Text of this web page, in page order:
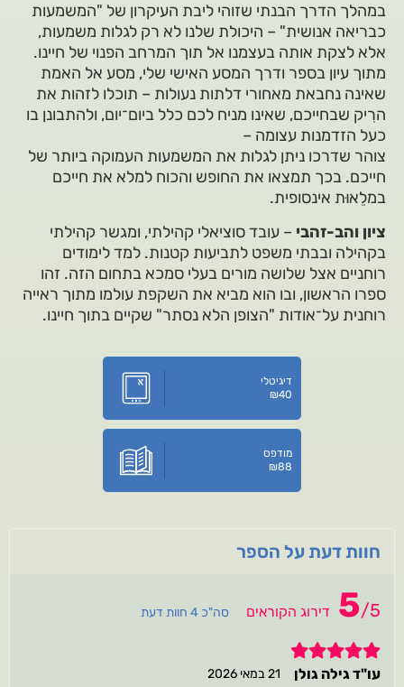
במהלך הדרך הבנתי שזוהי ליבת העיקרון של "המשמעות
כבריאה אנושית" – היכולת שלנו לא רק לגלות משמעות,
אלא לצקת אותה בעצמנו אל תוך המרחב הפנוי של חיינו.
מתוך עיון בספר ודרך המסע האישי שלי, מסע אל האמת
שאינה נחבאת מאחורי דלתות נעולות – תוכלו לזהות את
הרִיק שבחייכם, שאינו מניח לכם כלל ביום־יום, ולהתבונן בו
כעל הזדמנות עצומה –
צוהר שדרכו ניתן לגלות את המשמעות העמוקה ביותר של
חייכם. בכך תמצאו את החופש והכוח למלא את חייכם
במלֵאוּת אינסופית.
ציון והב-זהבי – עובד סוציאלי קהילתי, ומגשר קהילתי
בקהילה ובבתי משפט לתביעות קטנות. למד לימודים
רוחניים אצל שלושה מורים בעלי סמכא בתחום הזה. זהו
ספרו הראשון, ובו הוא מביא את השקפת עולמו מתוך ראייה
רוחנית על־אודות "הצופן הלא נסתר" שקיים בתוך חיינו.
דיגיטלי
₪40
מודפס
₪88
חוות דעת על הספר
5/5 דירוג הקוראים סה"כ 4 חוות דעת
5
עו"ד גילה גולן
21 במאי 2026